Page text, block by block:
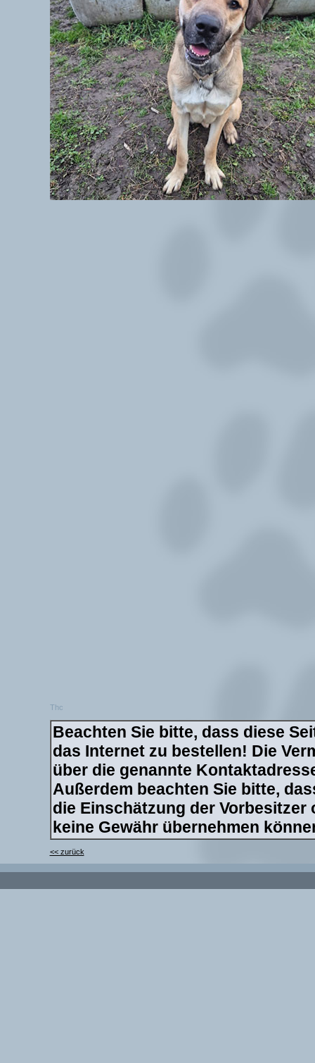
Thc
Beachten Sie bitte, dass diese
das Internet zu bestellen! Die
über die genannte
Außerdem beachten Sie bitte,
die Einschätzung der
keine Gewähr übernehmen
<< zurück